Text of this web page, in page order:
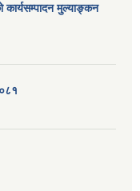
मुल्याङ्कन